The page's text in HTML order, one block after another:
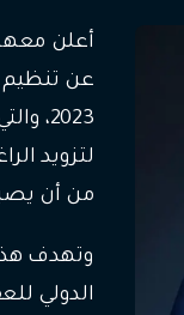
أعلن
لتزويد
من أن
وتهدف
الدولي